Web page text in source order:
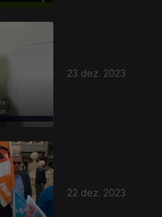
23 dez. 2023
22 dez. 2023